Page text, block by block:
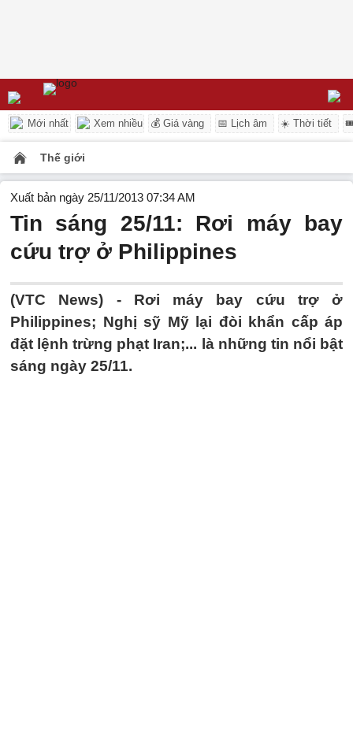
Mới nhất Xem nhiều 💰 Giá vàng 📅 Lịch âm ☀️ Thời tiết
Thế giới
Xuất bản ngày 25/11/2013 07:34 AM
Tin sáng 25/11: Rơi máy bay
cứu trợ ở Philippines
(VTC News) - Rơi máy bay cứu trợ ở
Philippines; Nghị sỹ Mỹ lại đòi khẩn cấp áp
đặt lệnh trừng phạt Iran;... là những tin nổi bật
sáng ngày 25/11.